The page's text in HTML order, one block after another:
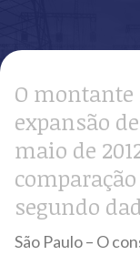
O
expansão
maio de
segundo
São Paulo – O